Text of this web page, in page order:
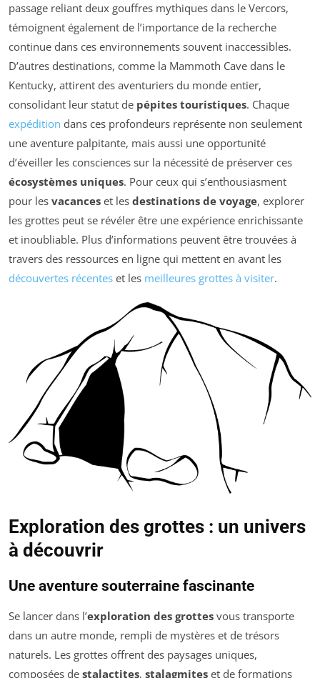
passage reliant deux gouffres mythiques dans le Vercors,
témoignent également de l’importance de la recherche
continue dans ces environnements souvent inaccessibles.
D’autres destinations, comme la Mammoth Cave dans le
Kentucky, attirent des aventuriers du monde entier,
consolidant leur statut de pépites touristiques. Chaque
expédition dans ces profondeurs représente non seulement
une aventure palpitante, mais aussi une opportunité
d’éveiller les consciences sur la nécessité de préserver ces
écosystèmes uniques. Pour ceux qui s’enthousiasment
pour les vacances et les destinations de voyage, explorer
les grottes peut se révéler être une expérience enrichissante
et inoubliable. Plus d’informations peuvent être trouvées à
travers des ressources en ligne qui mettent en avant les
découvertes récentes et les meilleures grottes à visiter.
Exploration des grottes : un univers
à découvrir
Une aventure souterraine fascinante
Se lancer dans l’exploration des grottes vous transporte
dans un autre monde, rempli de mystères et de trésors
naturels. Les grottes offrent des paysages uniques,
composées de stalactites, stalagmites et de formations